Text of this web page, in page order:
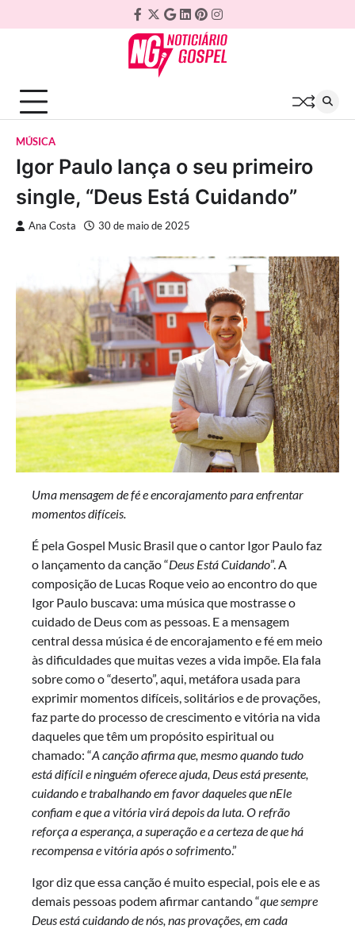
to
Facebook
Twitter
Google
Plus
Linkedin
Pinterest
Instagram
MÚSICA
Igor Paulo lança o seu primeiro
single, “Deus Está Cuidando”
Ana Costa 30 de maio de 2025
Uma mensagem de fé e encorajamento para enfrentar
momentos difíceis.
É pela Gospel Music Brasil que o cantor Igor Paulo faz
o lançamento da canção “Deus Está Cuidando”. A
composição de Lucas Roque veio ao encontro do que
Igor Paulo buscava: uma música que mostrasse o
cuidado de Deus com as pessoas. E a mensagem
central dessa música é de encorajamento e fé em meio
às dificuldades que muitas vezes a vida impõe. Ela fala
sobre como o “deserto”, aqui, metáfora usada para
exprimir momentos difíceis, solitários e de provações,
faz parte do processo de crescimento e vitória na vida
daqueles que têm um propósito espiritual ou
chamado: “A canção afirma que, mesmo quando tudo
está difícil e ninguém oferece ajuda, Deus está presente,
cuidando e trabalhando em favor daqueles que nEle
confiam e que a vitória virá depois da luta. O refrão
reforça a esperança, a superação e a certeza de que há
recompensa e vitória após o sofrimento.”
Igor diz que essa canção é muito especial, pois ele e as
demais pessoas podem afirmar cantando “que sempre
Deus está cuidando de nós, nas provações, em cada